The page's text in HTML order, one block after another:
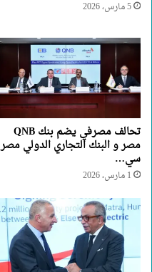
5 مارس، 2026
تحالف مصرفي يضم بنك QNB
مصر و البنك التجاري الدولي مصر
سي…
1 مارس، 2026